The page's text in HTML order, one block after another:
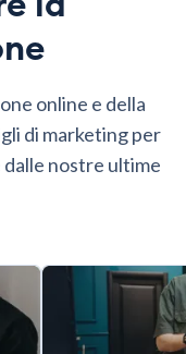
online e della
di marketing per
dalle nostre ultime